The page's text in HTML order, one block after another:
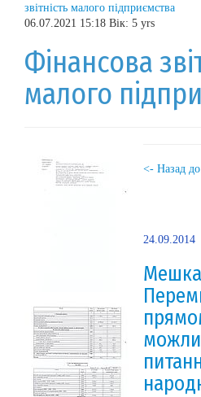
звітність малого підприємства
06.07.2021 15:18 Вік: 5 yrs
Фінансова
малого
<- Назад
24.09.2014